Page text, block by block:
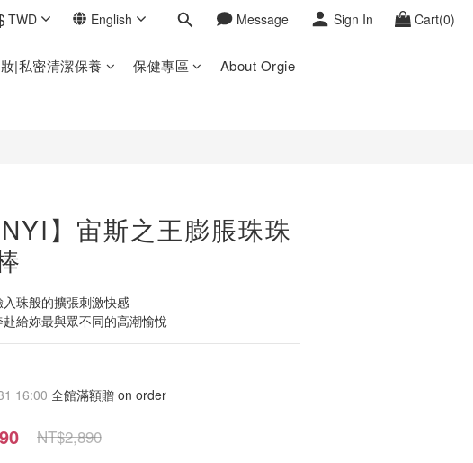
TWD English Message Sign In Cart(0)
|私密清潔保養 保健專區
About Orgie
】宙斯之王膨脹珠珠
珠般的擴張刺激快感
給妳最與眾不同的高潮愉悅
16:00 全館滿額贈 on order
NT$2,890
BUY NOW